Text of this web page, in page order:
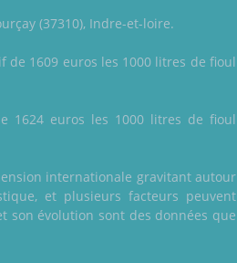
(37310), Indre-et-loire.
de 1609 euros les 1000 litres de fioul
1624 euros les 1000 litres de fioul
internationale gravitant autour
et plusieurs facteurs peuvent
son évolution sont des données que